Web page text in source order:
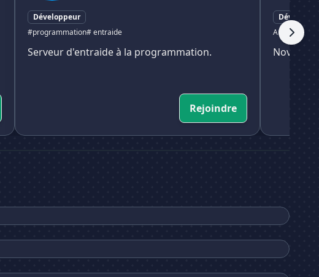
Développeur
#programmation# entraide
Serveur d'entraide à la programmation.
Rejoindre
Aucun tag
Novus